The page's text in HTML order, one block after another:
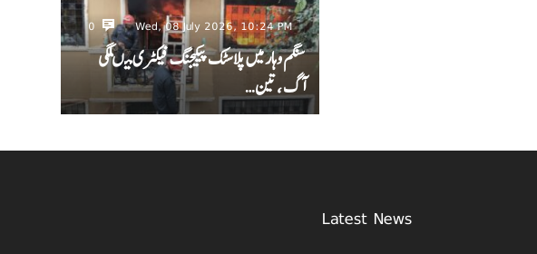
Wed, 08 July 2026, 10:24 PM
0
سنگم وہار میں پلاسٹک پیکیجنگ فیکٹری میںلگی
آگ ، تین…
Latest News